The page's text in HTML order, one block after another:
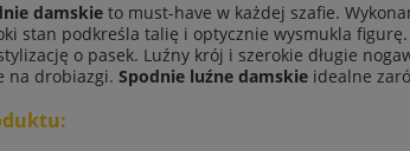
damskie to must-have w każdej szafie.
stan podkreśla talię i optycznie wysmukla
o pasek. Luźny krój i szerokie długie
na drobiazgi. Spodnie luźne damskie idealne